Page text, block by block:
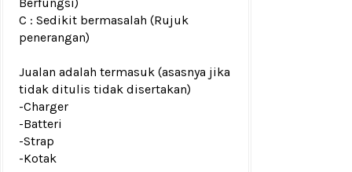
C : Sedikit bermasalah (Rujuk
penerangan)
Jualan adalah termasuk (asasnya jika
tidak ditulis tidak disertakan)
-Charger
-Batteri
-Strap
-Kotak